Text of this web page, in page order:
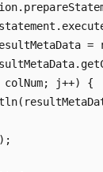
=
j++) {